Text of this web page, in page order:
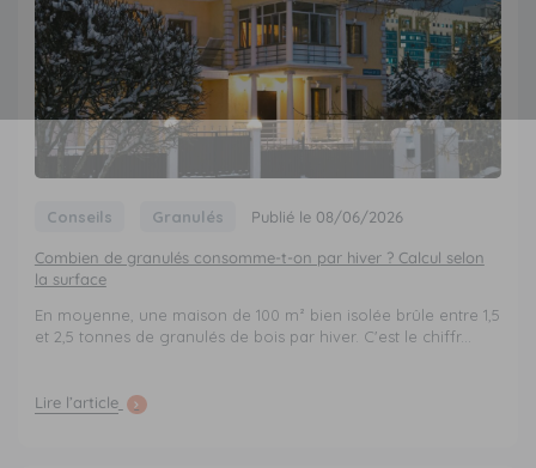
Conseils Granulés Publié le 08/06/2026
Combien de granulés consomme-t-on par hiver ? Calcul selon
la surface
En moyenne, une maison de 100 m² bien isolée brûle entre 1,5
et 2,5 tonnes de granulés de bois par hiver. C'est le chiffr...
Lire l’article